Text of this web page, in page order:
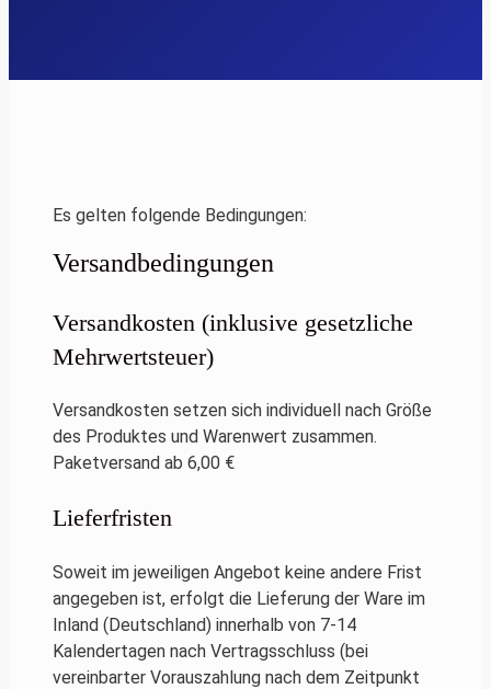
Es gelten folgende Bedingungen:
Versandkosten (inklusive gesetzliche
Mehrwertsteuer)
Versandkosten setzen sich individuell nach Größe
des Produktes und Warenwert zusammen.
Paketversand ab 6,00 €
Lieferfristen
Soweit im jeweiligen Angebot keine andere Frist
angegeben ist, erfolgt die Lieferung der Ware im
Inland (Deutschland) innerhalb von 7-14
Kalendertagen nach Vertragsschluss (bei
vereinbarter Vorauszahlung nach dem Zeitpunkt